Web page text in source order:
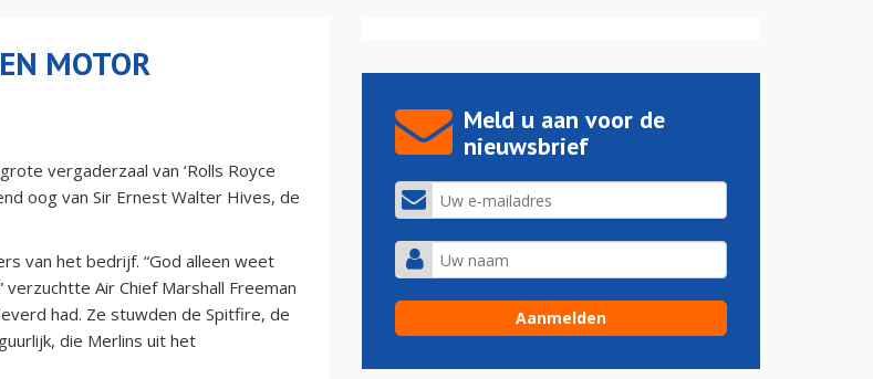
MOTOR
vergaderzaal van ‘Rolls Royce
oog van Sir Ernest Walter Hives, de
van het bedrijf. “God alleen weet
Air Chief Marshall Freeman
had. Ze stuwden de Spitfire, de
die Merlins uit het
Meld u aan voor de
nieuwsbrief